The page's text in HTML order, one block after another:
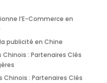
l’E-Commerce en
publicité en Chine
: Partenaires Clés
Chinois : Partenaires Clés